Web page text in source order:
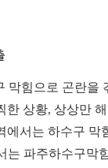
막힘으로 곤란을
한 상황, 상상만
에서는 하수구 막
는 파주하수구막